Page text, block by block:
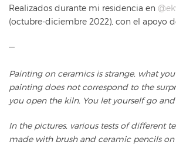
Realizados durante mi residencia en
(octubre-diciembre 2022), con el apoyo
—
Painting on ceramics is strange, what
painting does not correspond to the
you open the kiln. You let yourself go and
In the pictures, various tests of different
made with brush and ceramic pencils